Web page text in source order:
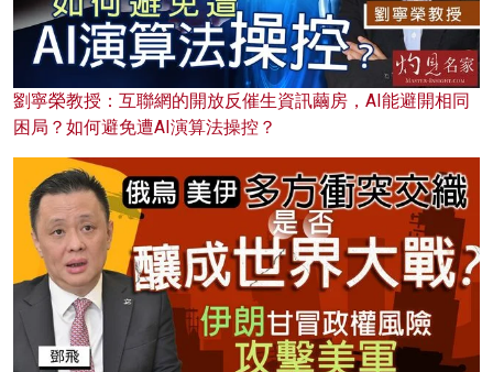
劉寧榮教授：互聯網的開放反催生資訊繭房，AI能避開相同
困局？如何避免遭AI演算法操控？